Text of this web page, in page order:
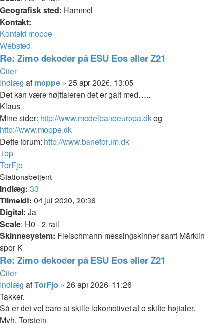
Geografisk sted: Hammel
Kontakt:
Kontakt moppe
Websted
Re: Zimo dekoder på ESU Eos eller Z21
Citer
Indlæg afmoppe » 25 apr 2026, 13:05
Det kan være højttaleren det er galt med…..
Klaus
Mine sider: http://www.modelbaneeuropa.dkog
http://www.moppe.dk
Dette forum: http://www.baneforum.dk
Top
TorFjo
Stationsbetjent
Indlæg: 33
Tilmeldt: 04 jul 2020, 20:36
Digital: Ja
Scale: H0 - 2-rail
Skinnesystem: Fleischmann messingskinner samt Märklin
spor K
Re: Zimo dekoder på ESU Eos eller Z21
Citer
Indlæg afTorFjo » 26 apr 2026, 11:26
Takker.
Så er det vel bare at skille lokomotivet af o skifte højtaler.
Mvh. Torstein